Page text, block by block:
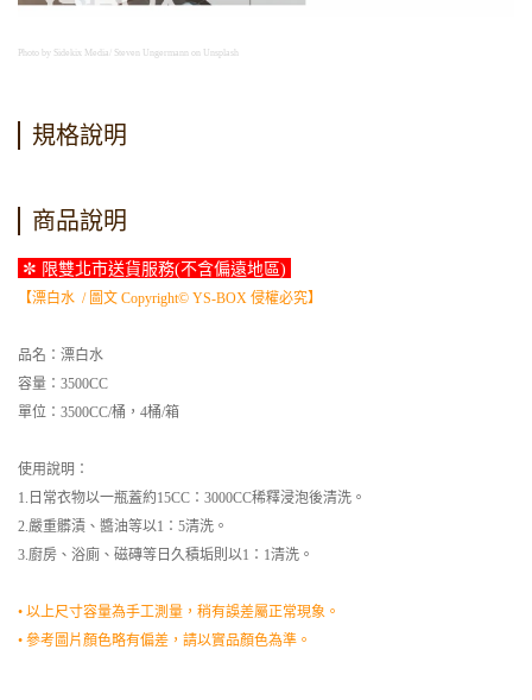
Photo by Sidekix Media/ Steven Ungermann on Unsplash
規格說明
商品說明
✼ 限雙北市送貨服務(不含偏遠地區)
【漂白水 / 圖文 Copyright© YS-BOX 侵權必究】
品名：漂白水
容量：3500CC
單位：3500CC/桶，4桶/箱
使用說明：
1.日常衣物以一瓶蓋約15CC：3000CC稀釋浸泡後清洗。
2.嚴重髒漬、醬油等以1：5清洗。
3.廚房、浴廁、磁磚等日久積垢則以1：1清洗。
• 以上尺寸容量為手工測量，稍有誤差屬正常現象。
• 參考圖片顏色略有偏差，請以實品顏色為準。